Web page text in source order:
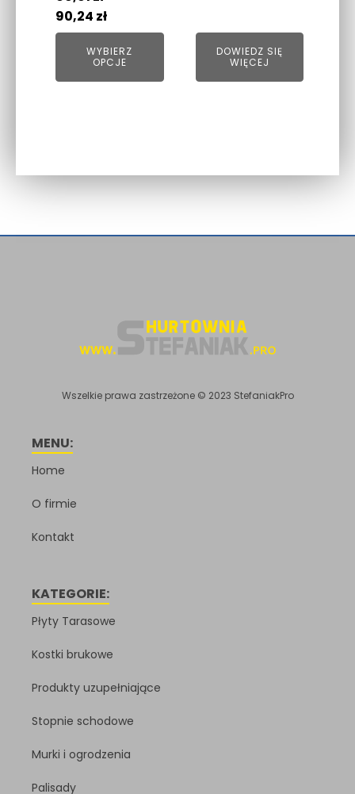
90,24 złZakres
cen:
od
WYBIERZ
OPCJE
DOWIEDZ SIĘ
WIĘCEJ
Wszelkie prawa zastrzeżone © 2023 StefaniakPro
MENU:
Home
O firmie
Kontakt
KATEGORIE:
Płyty Tarasowe
Kostki brukowe
Produkty uzupełniające
Stopnie schodowe
Murki i ogrodzenia
Palisady